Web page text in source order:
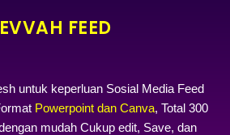
FEED
untuk keperluan Sosial Media Feed
Powerpoint dan Canva, Total 300
mudah Cukup edit, Save, dan